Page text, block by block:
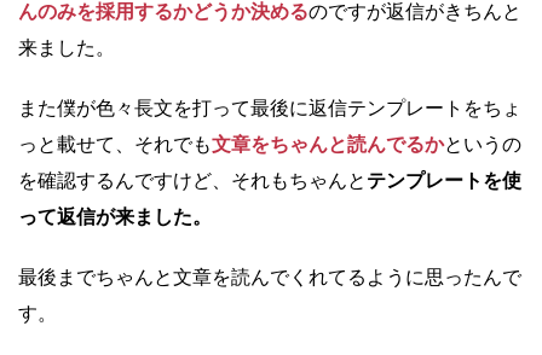
んのみを採用するかどうか決めるのですが返信がきちんと
来ました。
また僕が色々長文を打って最後に返信テンプレートをちょ
っと載せて、それでも文章をちゃんと読んでるかというの
を確認するんですけど、それもちゃんと テンプレートを使
って返信が来ました。
最後までちゃんと文章を読んでくれてるように思ったんで
す。